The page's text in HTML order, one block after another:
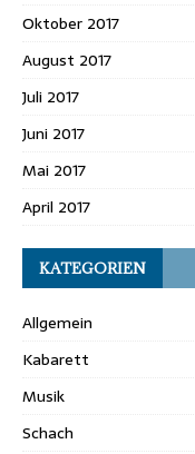
Oktober 2017
August 2017
Juli 2017
Juni 2017
Mai 2017
April 2017
KATEGORIEN
Allgemein
Kabarett
Musik
Schach